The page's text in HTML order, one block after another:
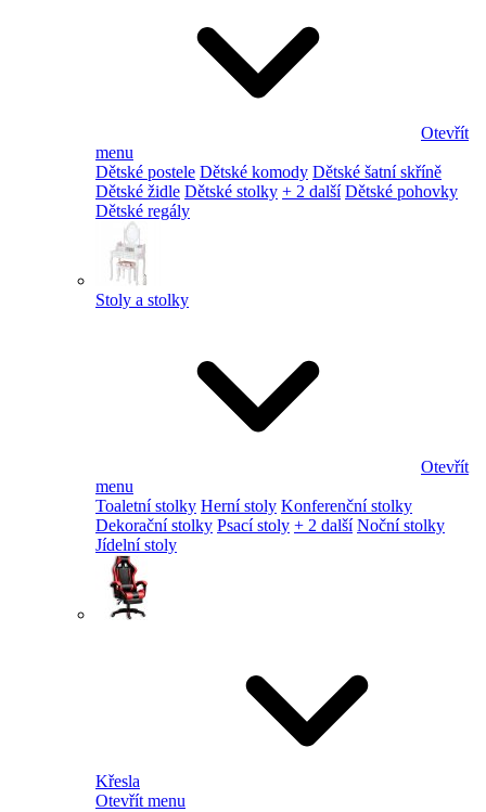
Otevřít
menu
Dětské postele Dětské komody Dětské šatní skříně
Dětské židle Dětské stolky + 2 další Dětské pohovky
Dětské regály
Stoly a stolky
Otevřít
menu
Toaletní stolky Herní stoly Konferenční stolky
Dekorační stolky Psací stoly + 2 další Noční stolky
Jídelní stoly
Křesla
Otevřít menu